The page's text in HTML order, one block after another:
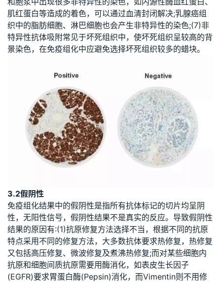
肌红蛋白等造成的着色，可以通过血清封闭解决;乳腺癌组
织中的脂肪细胞、淋巴细胞也会产生非特异性的染色;(7)非
特异性抗体吸附常见于坏死组织中，使坏死组织呈较高的背
景染色，在免疫组化中应避免选择坏死组织较多的蜡块。
3.2假阴性
免疫组化结果中的假阴性是指所有抗体标记的切片均呈阴
性，无阳性信号，假阴性结果不是真实的反应。导致假阴性
结果的原因有:(1)抗原修复方法选择不当，根据不同的抗原
特点采用不同的修复方法，大多数抗体要求热修复，热修复
又包括高压修复、微波修复及煮沸热修复;而对某些细胞内
抗原和细胞间质抗原需要用酶消化，如表皮生长因子
(EGFR)要求胃蛋白酶(Pepsin)消化，而Vimentin则不用修